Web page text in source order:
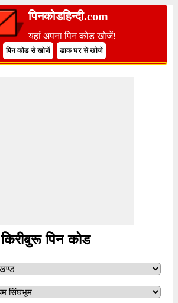
पिनकोडहिन्दी.com
यहां अपना पिन कोड खोजें!
पिन कोड से खोजें डाक घर से खोजें
किरीबुरू पिन कोड